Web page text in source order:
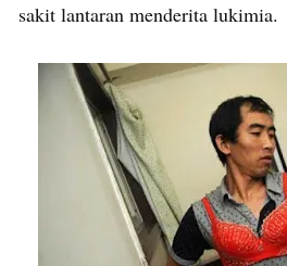
sakit lantaran menderita lukimia.